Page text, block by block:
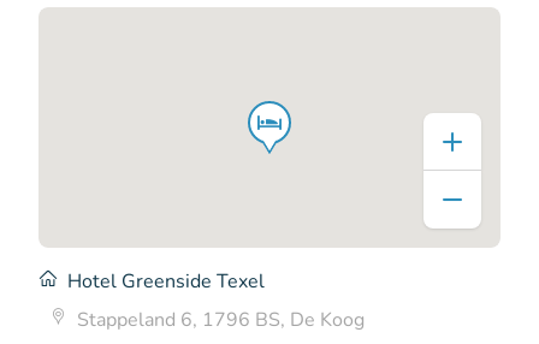
Hotel Greenside Texel
Stappeland 6, 1796 BS, De Koog